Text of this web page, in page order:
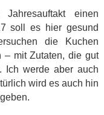
einen
soll es hier gesund
die Kuchen
– mit Zutaten, die gut
Ich werde aber auch
wird es auch hin